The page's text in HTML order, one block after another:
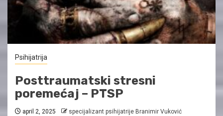
Psihijatrija
Posttraumatski stresni
poremećaj – PTSP
april 2, 2025 specijalizant psihijatrije Branimir Vuković